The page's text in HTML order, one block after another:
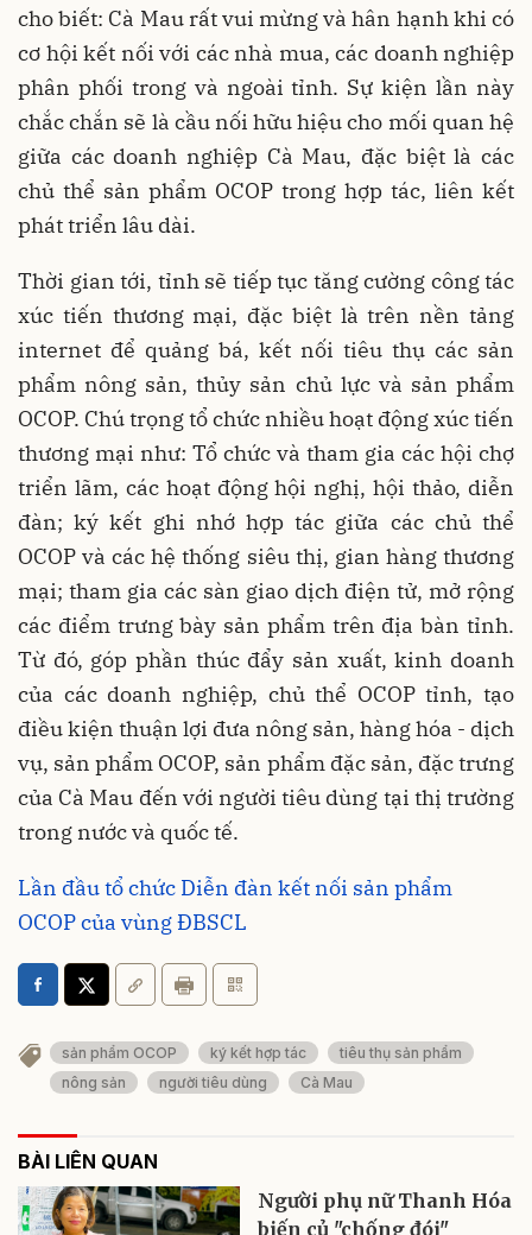
cho biết: Cà Mau rất vui mừng và hân hạnh khi có
cơ hội kết nối với các nhà mua, các doanh nghiệp
phân phối trong và ngoài tỉnh. Sự kiện lần này
chắc chắn sẽ là cầu nối hữu hiệu cho mối quan hệ
giữa các doanh nghiệp Cà Mau, đặc biệt là các
chủ thể sản phẩm OCOP trong hợp tác, liên kết
phát triển lâu dài.
Thời gian tới, tỉnh sẽ tiếp tục tăng cường công tác
xúc tiến thương mại, đặc biệt là trên nền tảng
internet để quảng bá, kết nối tiêu thụ các sản
phẩm nông sản, thủy sản chủ lực và sản phẩm
OCOP. Chú trọng tổ chức nhiều hoạt động xúc tiến
thương mại như: Tổ chức và tham gia các hội chợ
triển lãm, các hoạt động hội nghị, hội thảo, diễn
đàn; ký kết ghi nhớ hợp tác giữa các chủ thể
OCOP và các hệ thống siêu thị, gian hàng thương
mại; tham gia các sàn giao dịch điện tử, mở rộng
các điểm trưng bày sản phẩm trên địa bàn tỉnh.
Từ đó, góp phần thúc đẩy sản xuất, kinh doanh
của các doanh nghiệp, chủ thể OCOP tỉnh, tạo
điều kiện thuận lợi đưa nông sản, hàng hóa - dịch
vụ, sản phẩm OCOP, sản phẩm đặc sản, đặc trưng
của Cà Mau đến với người tiêu dùng tại thị trường
trong nước và quốc tế.
Lần đầu tổ chức Diễn đàn kết nối sản phẩm
OCOP của vùng ĐBSCL
sản phẩm OCOP ký kết hợp tác
tiêu thụ sản phẩm
nông sản
người tiêu dùng Cà Mau
BÀI LIÊN QUAN
Người phụ nữ Thanh Hóa
biến củ "chống đói"